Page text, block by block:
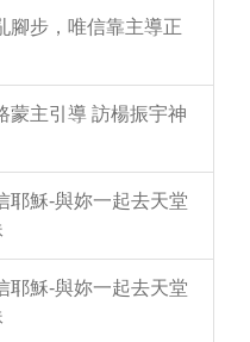
腳步，唯信靠主導正
蒙主引導 訪楊振宇神
耶穌-與妳一起去天堂
耶穌-與妳一起去天堂